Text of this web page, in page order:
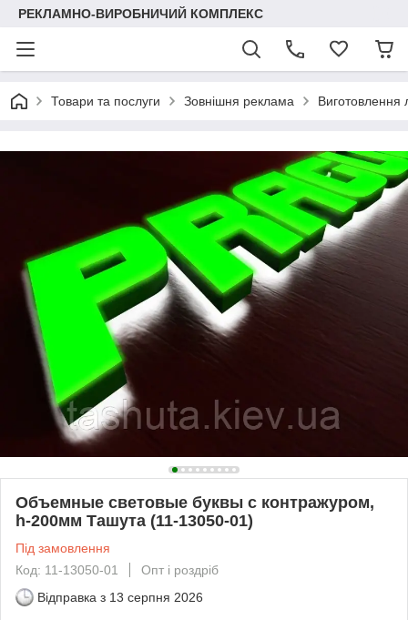
РЕКЛАМНО-ВИРОБНИЧИЙ КОМПЛЕКС
Товари та послуги Зовнішня реклама Виготовлення
Объемные световые буквы с контражуром,
h-200мм Ташута (11-13050-01)
Під замовлення
Код: 11-13050-01
Опт і роздріб
Відправка з 13 серпня 2026